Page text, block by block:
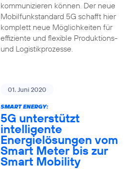
kommunizieren können. Der neue
Mobilfunkstandard 5G schafft hier
komplett neue Möglichkeiten für
effiziente und flexible Produktions-
und Logistikprozesse.
01. Juni 2020
SMART ENERGY:
5G unterstützt
intelligente
Energielösungen vom
Smart Meter bis zur
Smart Mobility